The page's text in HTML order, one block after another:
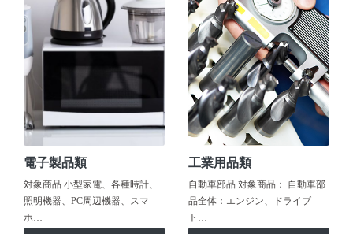
電子製品類
対象商品 小型家電、各種時計、
照明機器、PC周辺機器、スマ
ホ…
工業用品類
自動車部品 対象商品： 自動車部
品全体：エンジン、ドライブ
ト…